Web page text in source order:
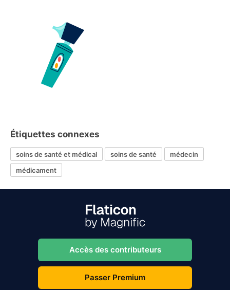
Étiquettes connexes
soins de santé et médical soins de santé
médecin
médicament
Accès des contributeurs
Passer Premium